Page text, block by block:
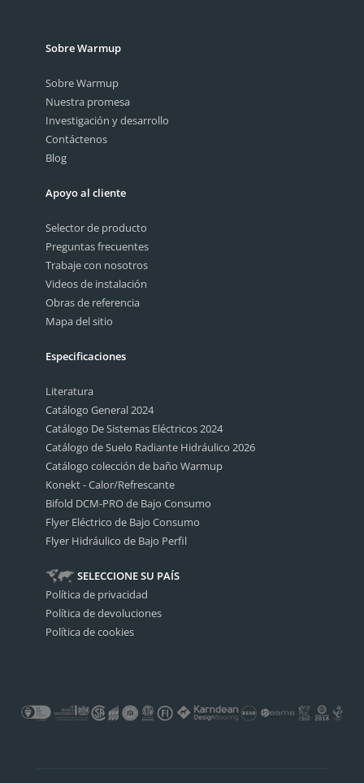
Sobre Warmup
Sobre Warmup
Nuestra promesa
Investigación y desarrollo
Contáctenos
Blog
Apoyo al cliente
Selector de producto
Preguntas frecuentes
Trabaje con nosotros
Videos de instalación
Obras de referencia
Mapa del sitio
Especificaciones
Literatura
Catálogo General 2024
Catálogo De Sistemas Eléctricos 2024
Catálogo de Suelo Radiante Hidráulico 2026
Catálogo colección de baño Warmup
Konekt - Calor/Refrescante
Bifold DCM-PRO de Bajo Consumo
Flyer Eléctrico de Bajo Consumo
Flyer Hidráulico de Bajo Perfil
SELECCIONE SU PAÍS
Política de privacidad
Política de devoluciones
Política de cookies